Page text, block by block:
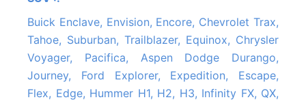
Buick Enclave, Envision, Encore, Chevrolet Trax,
Tahoe, Suburban, Trailblazer, Equinox, Chrysler
Voyager, Pacifica, Aspen Dodge Durango,
Journey, Ford Explorer, Expedition, Escape,
Flex, Edge, Hummer H1, H2, H3, Infinity FX, QX,